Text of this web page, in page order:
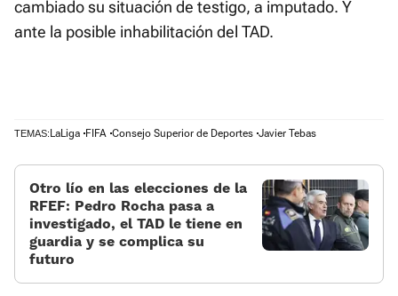
cambiado su situación de testigo, a imputado. Y
ante la posible inhabilitación del TAD.
TEMAS: LaLiga FIFA Consejo Superior de Deportes Javier Tebas
Otro lío en las elecciones de la
RFEF: Pedro Rocha pasa a
investigado, el TAD le tiene en
guardia y se complica su
futuro